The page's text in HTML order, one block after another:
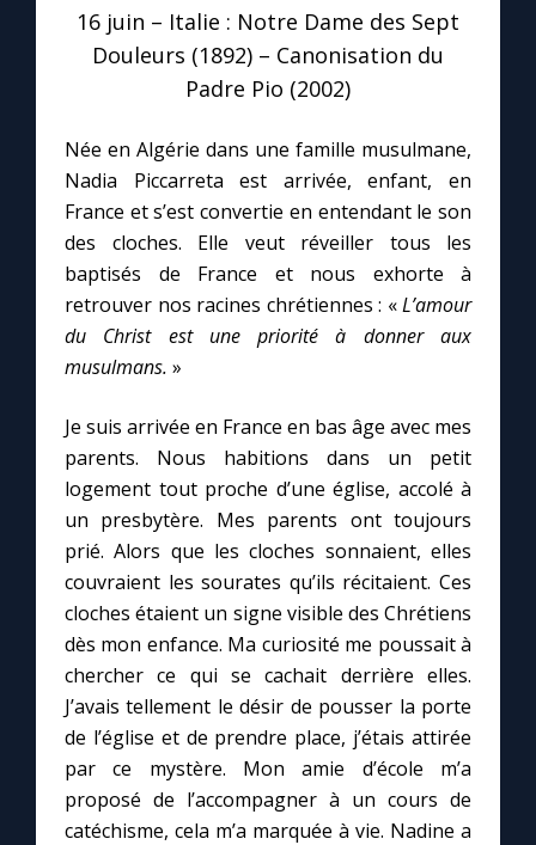
Le site internet
Prier au quotidien
Avec Thérèse de Lisieux
L'Évangile chaque jour
Marie qui défait les nœuds
Me consacrer à Jésus par Marie
Mes intentions de prière
Une Minute avec Marie
Une neuvaine
À la une
16 juin – Italie : Notre Dame des Sept
Douleurs (1892) – Canonisation du
Padre Pio (2002)
Née en Algérie dans une famille musulmane,
Nadia Piccarreta est arrivée, enfant, en
France et s’est convertie en entendant le son
des cloches. Elle veut réveiller tous les
baptisés de France et nous exhorte à
retrouver nos racines chrétiennes : «L’amour
du Christ est une priorité à donner aux
musulmans. »
Je suis arrivée en France en bas âge avec mes
parents. Nous habitions dans un petit
logement tout proche d’une église, accolé à
un presbytère. Mes parents ont toujours
prié. Alors que les cloches sonnaient, elles
couvraient les sourates qu’ils récitaient. Ces
cloches étaient un signe visible des Chrétiens
dès mon enfance. Ma curiosité me poussait à
chercher ce qui se cachait derrière elles.
J’avais tellement le désir de pousser la porte
de l’église et de prendre place, j’étais attirée
par ce mystère. Mon amie d’école m’a
proposé de l’accompagner à un cours de
catéchisme, cela m’a marquée à vie. Nadine a